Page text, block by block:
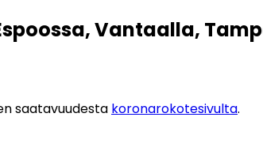
Vantaalla,
saatavuudesta koronarokotesivulta.